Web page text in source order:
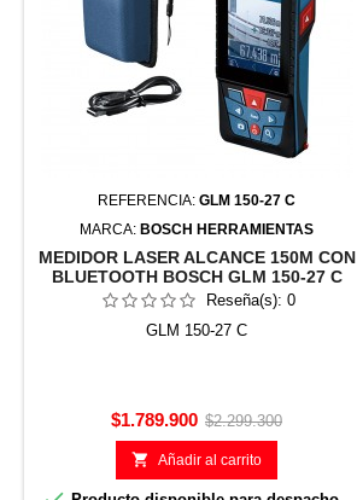
REFERENCIA: GLM 150-27 C
MARCA: BOSCH HERRAMIENTAS
MEDIDOR LASER ALCANCE 150M CON
BLUETOOTH BOSCH GLM 150-27 C
Reseña(s): 0
GLM 150-27 C
Precio
$1.789.900 Precio
base
$2.299.300
 Añadir al carrito